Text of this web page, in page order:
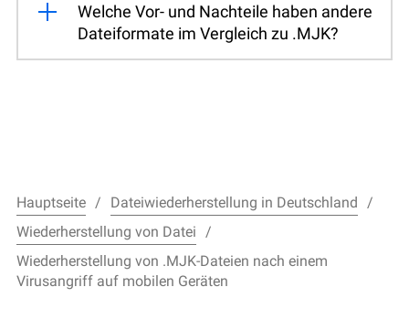
Welche Vor- und Nachteile haben andere
Dateiformate im Vergleich zu .MJK?
Hauptseite
Dateiwiederherstellung in Deutschland
Wiederherstellung von Datei
Wiederherstellung von .MJK-Dateien nach einem
Virusangriff auf mobilen Geräten